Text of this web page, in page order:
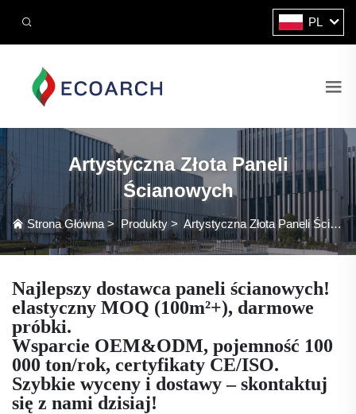
PL
Artystyczna Złota Paneli
Ścianowych
Strona Główna > Produkty > Artystyczna Złota Paneli Ścianowych
Najlepszy dostawca paneli ścianowych!
elastyczny MOQ (100m²+), darmowe
próbki.
Wsparcie OEM&ODM, pojemność 100
000 ton/rok, certyfikaty CE/ISO.
Szybkie wyceny i dostawy – skontaktuj
się z nami dzisiaj!